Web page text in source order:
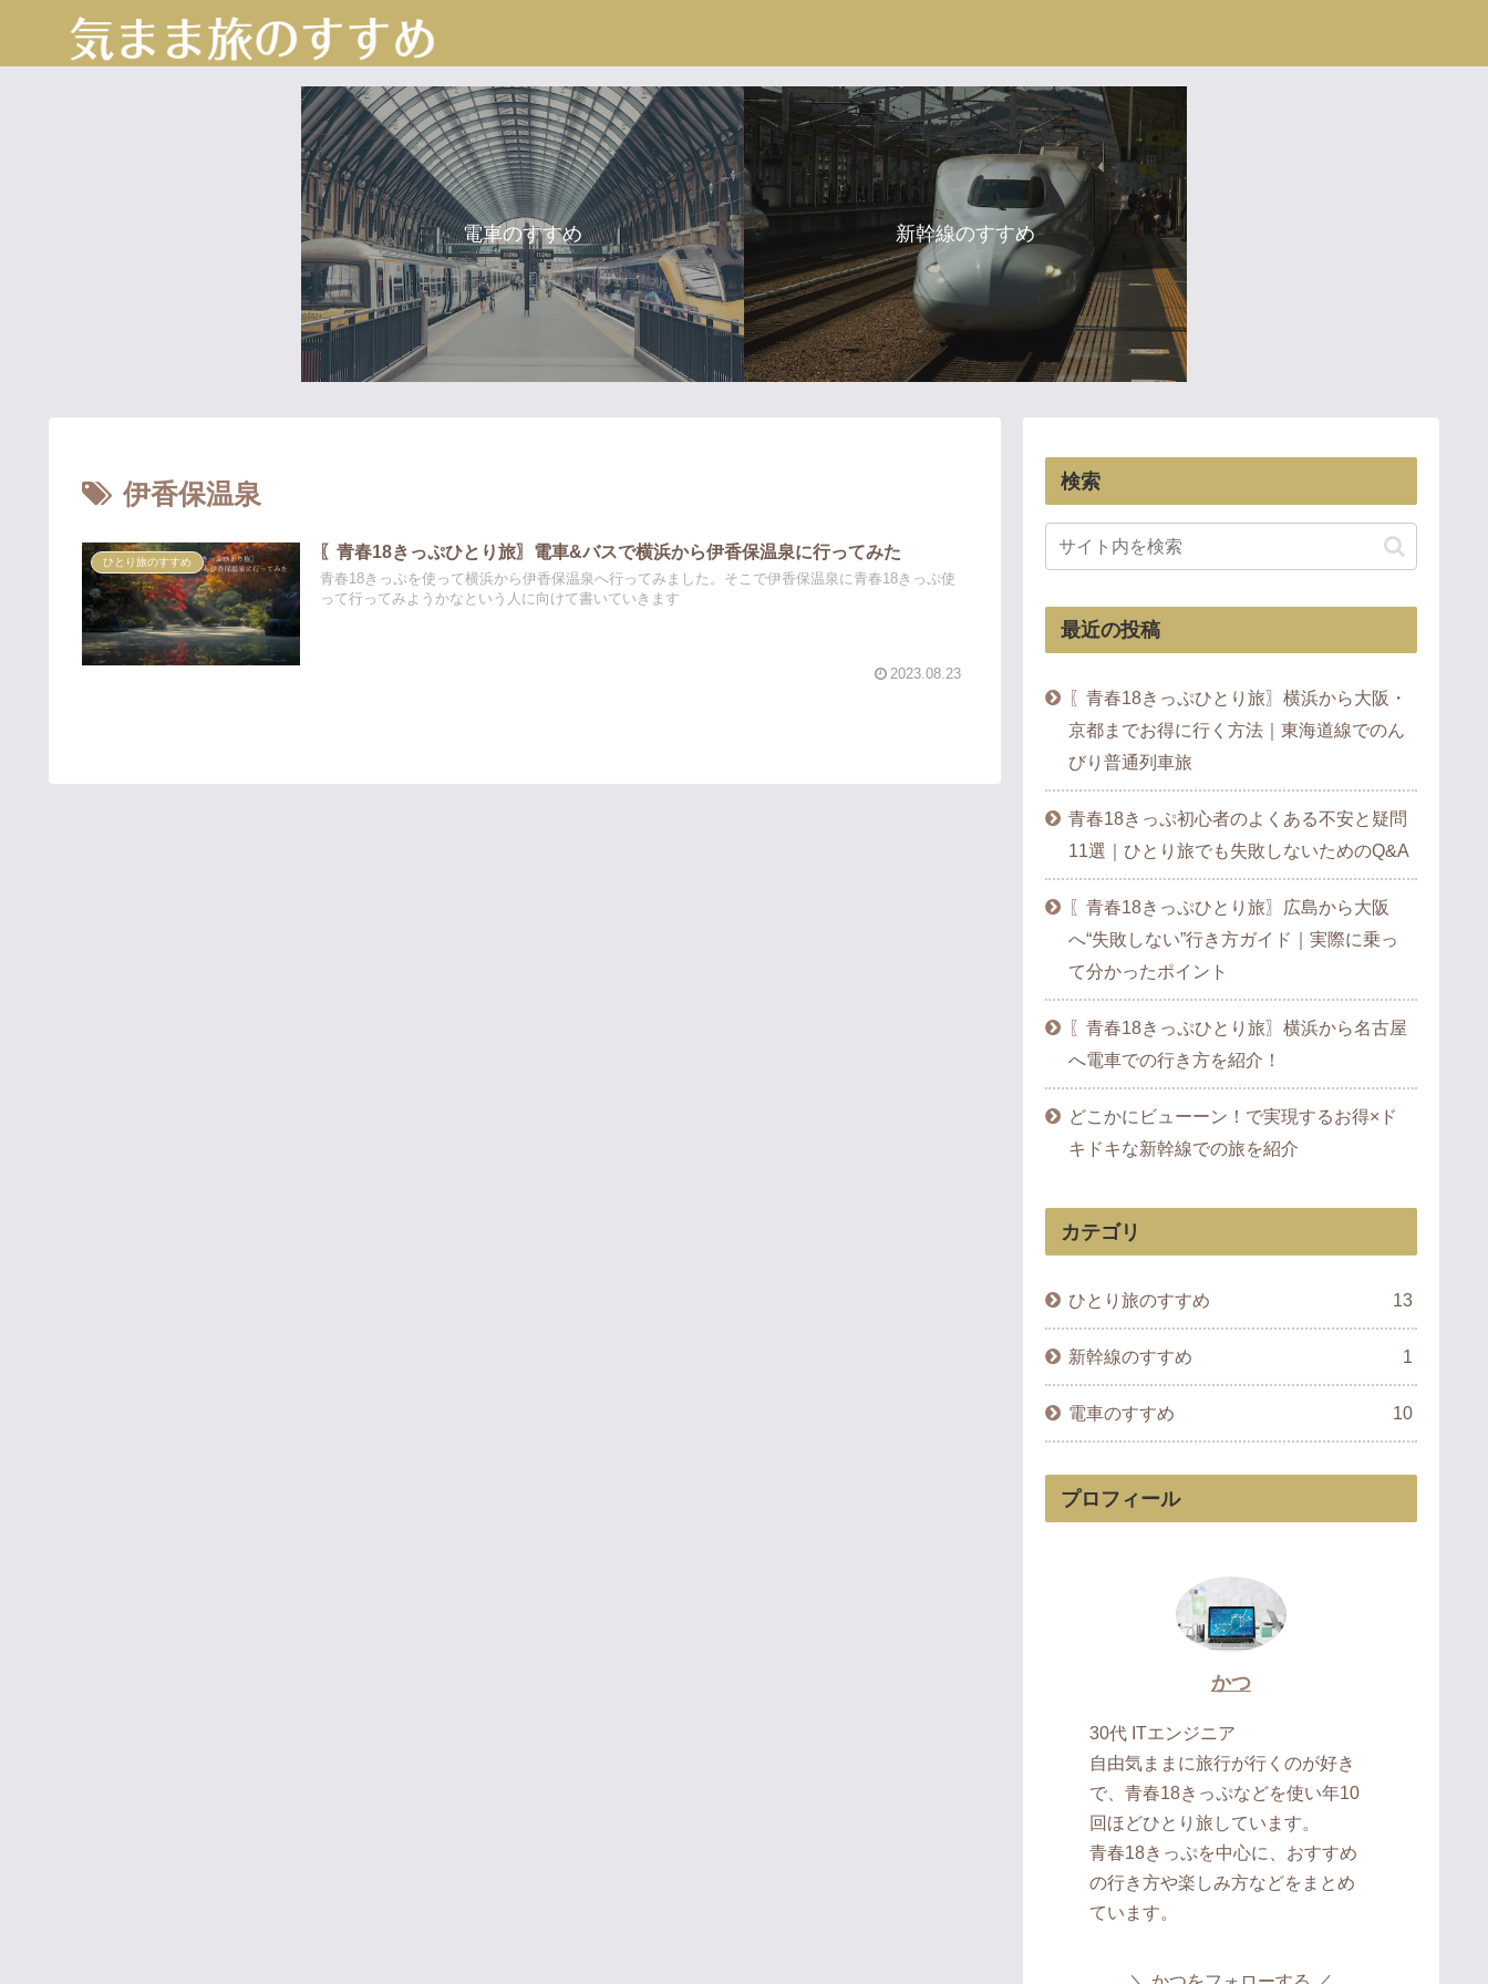
電車のすすめ 新幹線のすすめ
伊香保温泉
ひとり旅のすすめ
〖青春18きっぷひとり旅〗電車&バスで横浜から伊香保温泉に行ってみた
青春18きっぷを使って横浜から伊香保温泉へ行ってみました。そこで伊香保温泉に青春18きっぷ使
って行ってみようかなという人に向けて書いていきます
2023.08.23
検索
最近の投稿
〖青春18きっぷひとり旅〗横浜から大阪・
京都までお得に行く方法｜東海道線でのん
びり普通列車旅
青春18きっぷ初心者のよくある不安と疑問
11選｜ひとり旅でも失敗しないためのQ&A
〖青春18きっぷひとり旅〗広島から大阪
へ“失敗しない”行き方ガイド｜実際に乗っ
て分かったポイント
〖青春18きっぷひとり旅〗横浜から名古屋
へ電車での行き方を紹介！
どこかにビューーン！で実現するお得×ド
キドキな新幹線での旅を紹介
カテゴリ
ひとり旅のすすめ 13
新幹線のすすめ 1
電車のすすめ 10
プロフィール
かつ
30代 ITエンジニア
自由気ままに旅行が行くのが好き
で、青春18きっぷなどを使い年10
回ほどひとり旅しています。
青春18きっぷを中心に、おすすめ
の行き方や楽しみ方などをまとめ
ています。